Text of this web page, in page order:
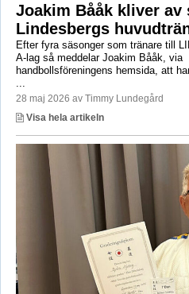
Joakim Bååk kliver av
Lindesbergs
Efter fyra säsonger som tränare till
A-lag så meddelar Joakim Bååk, via
handbollsföreningens hemsida, att
28 maj 2026 av Timmy Lundegård
Visa hela artikeln